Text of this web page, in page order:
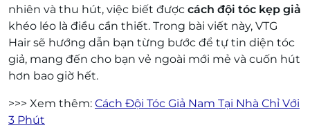
nhiên và thu hút, việc biết được cách đội tóc kẹp giả
khéo léo là điều cần thiết. Trong bài viết này, VTG
Hair sẽ hướng dẫn bạn từng bước để tự tin diện tóc
giả, mang đến cho bạn vẻ ngoài mới mẻ và cuốn hút
hơn bao giờ hết.
>>> Xem thêm: Cách Đội Tóc Giả Nam Tại Nhà Chỉ Với
3 Phút